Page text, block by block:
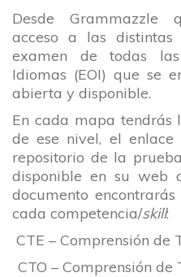
Desde Grammazzle
acceso a las
examen de todas
Idiomas (EOI) que se
abierta y disponible.
En cada mapa tendrás
de ese nivel, el
repositorio de la
disponible en su web
documento
cada competencia/skill:
CTE – Comprensión de
CTO – Comprensión de